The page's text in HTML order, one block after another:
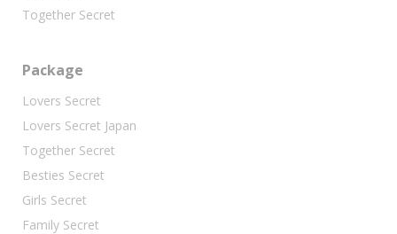
Together Secret
Package
Lovers Secret
Lovers Secret Japan
Together Secret
Besties Secret
Girls Secret
Family Secret